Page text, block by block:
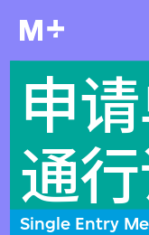
申
通
Single Entry